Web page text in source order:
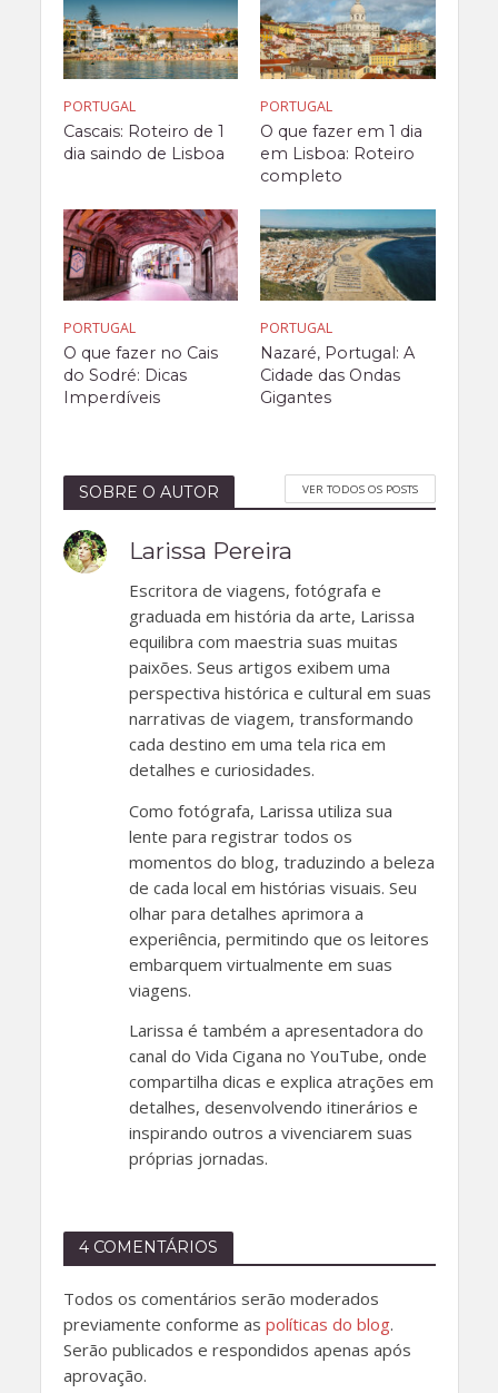
PORTUGAL
Cascais: Roteiro de 1
dia saindo de Lisboa
PORTUGAL
O que fazer em 1 dia
em Lisboa: Roteiro
completo
PORTUGAL
O que fazer no Cais
do Sodré: Dicas
Imperdíveis
PORTUGAL
Nazaré, Portugal: A
Cidade das Ondas
Gigantes
SOBRE O AUTOR VER TODOS OS POSTS
Larissa Pereira
Escritora de viagens, fotógrafa e
graduada em história da arte, Larissa
equilibra com maestria suas muitas
paixões. Seus artigos exibem uma
perspectiva histórica e cultural em suas
narrativas de viagem, transformando
cada destino em uma tela rica em
detalhes e curiosidades.
Como fotógrafa, Larissa utiliza sua
lente para registrar todos os
momentos do blog, traduzindo a beleza
de cada local em histórias visuais. Seu
olhar para detalhes aprimora a
experiência, permitindo que os leitores
embarquem virtualmente em suas
viagens.
Larissa é também a apresentadora do
canal do Vida Cigana no YouTube, onde
compartilha dicas e explica atrações em
detalhes, desenvolvendo itinerários e
inspirando outros a vivenciarem suas
próprias jornadas.
4 COMENTÁRIOS
Todos os comentários serão moderados
previamente conforme as políticas do blog.
Serão publicados e respondidos apenas após
aprovação.